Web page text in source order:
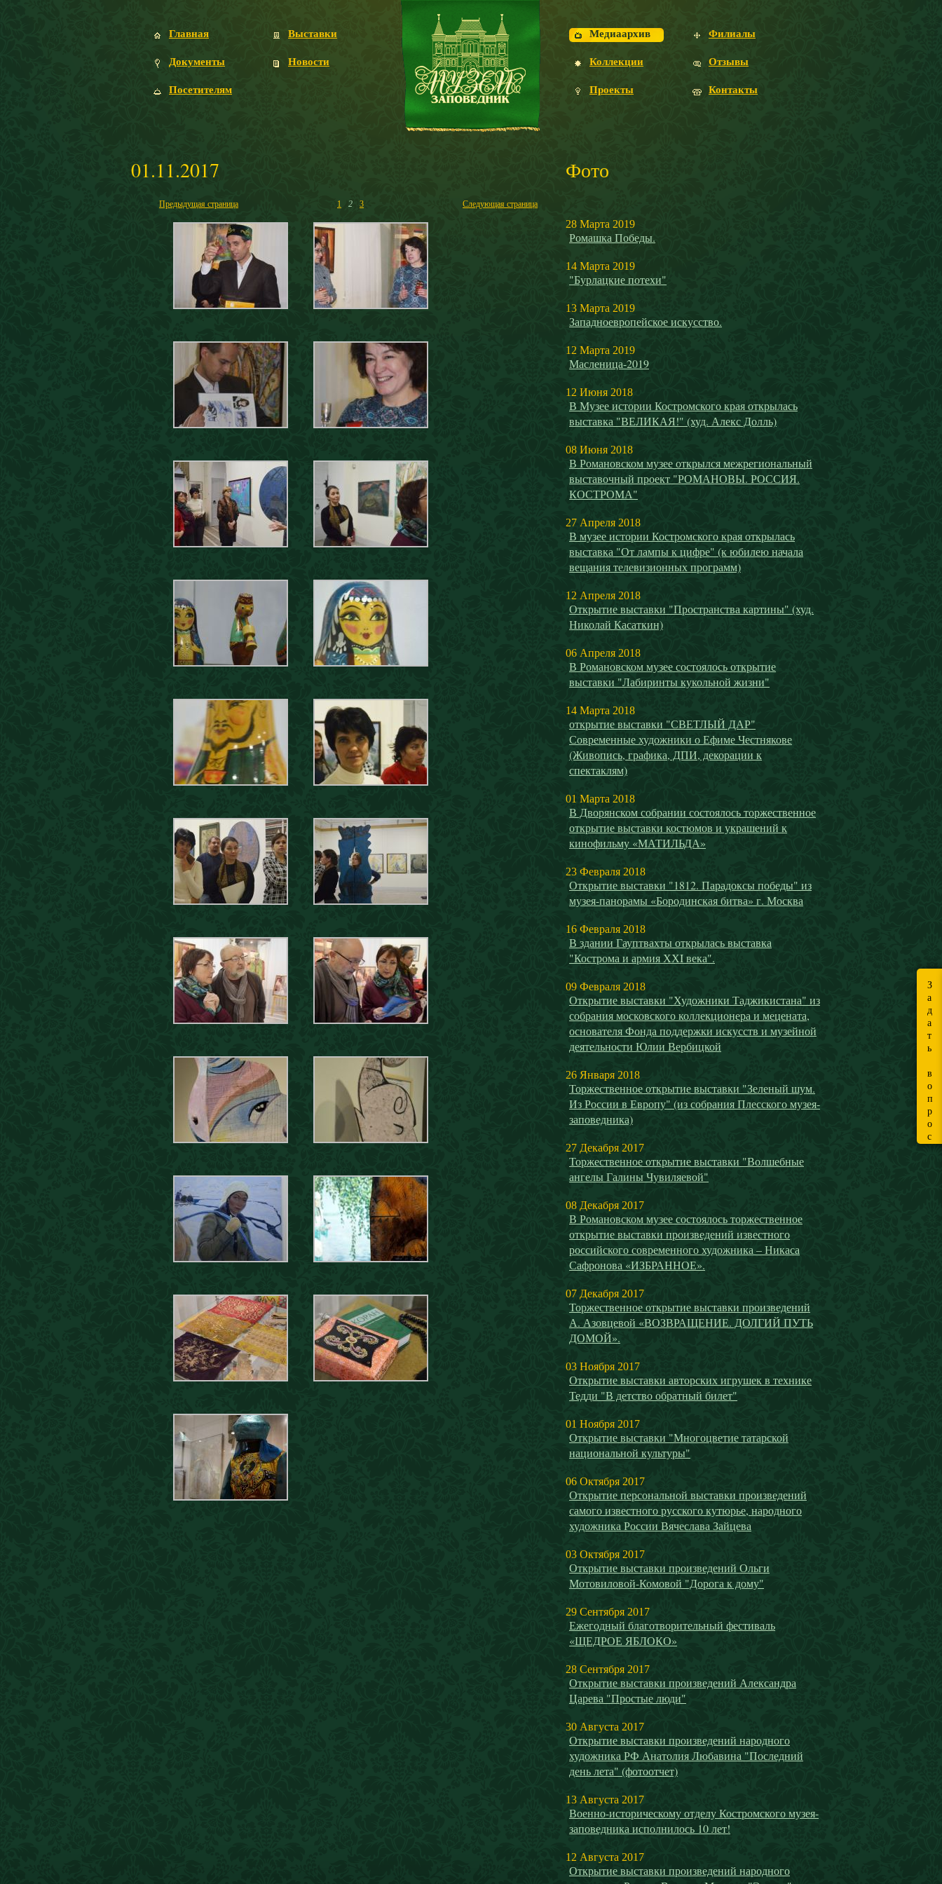
З
а
д
а
т
ь
в
о
п
р
о
с
Главная
Документы
Посетителям
Выставки
Новости
Медиаархив
Коллекции
Проекты
Филиалы
Отзывы
Контакты
01.11.2017
Предыдущая страница Следующая страница
1 2 3
Фото
28 Марта 2019
Ромашка Победы.
14 Марта 2019
"Бурлацкие потехи"
13 Марта 2019
Западноевропейское искусство.
12 Марта 2019
Масленица-2019
12 Июня 2018
В Музее истории Костромского края открылась
выставка "ВЕЛИКАЯ!" (худ. Алекс Долль)
08 Июня 2018
В Романовском музее открылся межрегиональный
выставочный проект "РОМАНОВЫ. РОССИЯ.
КОСТРОМА"
27 Апреля 2018
В музее истории Костромского края открылась
выставка "От лампы к цифре" (к юбилею начала
вещания телевизионных программ)
12 Апреля 2018
Открытие выставки "Пространства картины" (худ.
Николай Касаткин)
06 Апреля 2018
В Романовском музее состоялось открытие
выставки "Лабиринты кукольной жизни"
14 Марта 2018
открытие выставки "СВЕТЛЫЙ ДАР"
Современные художники о Ефиме Честнякове
(Живопись, графика, ДПИ, декорации к
спектаклям)
01 Марта 2018
В Дворянском собрании состоялось торжественное
открытие выставки костюмов и украшений к
кинофильму «МАТИЛЬДА»
23 Февраля 2018
Открытие выставки "1812. Парадоксы победы" из
музея-панорамы «Бородинская битва» г. Москва
16 Февраля 2018
В здании Гауптвахты открылась выставка
"Кострома и армия ХХI века".
09 Февраля 2018
Открытие выставки "Художники Таджикистана" из
собрания московского коллекционера и мецената,
основателя Фонда поддержки искусств и музейной
деятельности Юлии Вербицкой
26 Января 2018
Торжественное открытие выставки "Зеленый шум.
Из России в Европу" (из собрания Плесского музея-
заповедника)
27 Декабря 2017
Торжественное открытие выставки "Волшебные
ангелы Галины Чувиляевой"
08 Декабря 2017
В Романовском музее состоялось торжественное
открытие выставки произведений известного
российского современного художника – Никаса
Сафронова «ИЗБРАННОЕ».
07 Декабря 2017
Торжественное открытие выставки произведений
А. Азовцевой «ВОЗВРАЩЕНИЕ. ДОЛГИЙ ПУТЬ
ДОМОЙ».
03 Ноября 2017
Открытие выставки авторских игрушек в технике
Тедди "В детство обратный билет"
01 Ноября 2017
Открытие выставки "Многоцветие татарской
национальной культуры"
06 Октября 2017
Открытие персональной выставки произведений
самого известного русского кутюрье, народного
художника России Вячеслава Зайцева
03 Октября 2017
Открытие выставки произведений Ольги
Мотовиловой-Комовой "Дорога к дому"
29 Сентября 2017
Ежегодный благотворительный фестиваль
«ЩЕДРОЕ ЯБЛОКО»
28 Сентября 2017
Открытие выставки произведений Александра
Царева "Простые люди"
30 Августа 2017
Открытие выставки произведений народного
художника РФ Анатолия Любавина "Последний
день лета" (фотоотчет)
13 Августа 2017
Военно-историческому отделу Костромского музея-
заповедника исполнилось 10 лет!
12 Августа 2017
Открытие выставки произведений народного